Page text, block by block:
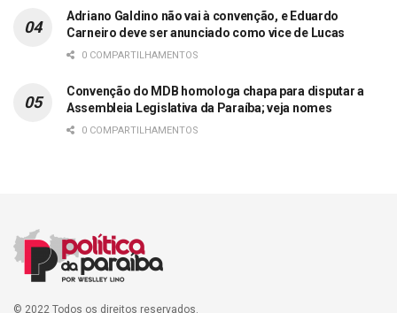
Adriano Galdino não vai à convenção, e Eduardo
Carneiro deve ser anunciado como vice de Lucas
0 COMPARTILHAMENTOS
Convenção do MDB homologa chapa para disputar a
Assembleia Legislativa da Paraíba; veja nomes
0 COMPARTILHAMENTOS
© 2022 Todos os direitos reservados.